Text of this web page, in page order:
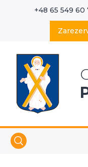
+48 65 549 60
Wyszukaj w